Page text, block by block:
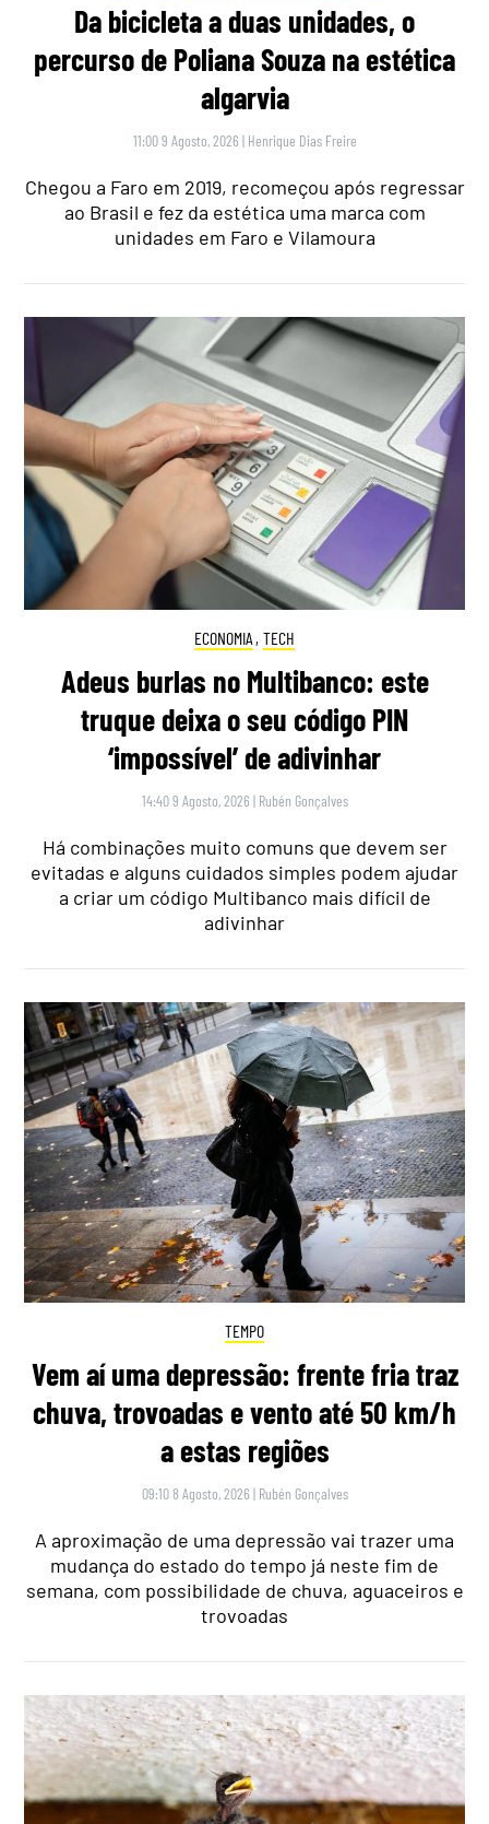
Da bicicleta a duas unidades, o
percurso de Poliana Souza na estética
algarvia
11:00 9 Agosto, 2026 | Henrique Dias Freire
Chegou a Faro em 2019, recomeçou após regressar
ao Brasil e fez da estética uma marca com
unidades em Faro e Vilamoura
ECONOMIA , TECH
Adeus burlas no Multibanco: este
truque deixa o seu código PIN
‘impossível’ de adivinhar
14:40 9 Agosto, 2026 | Rubén Gonçalves
Há combinações muito comuns que devem ser
evitadas e alguns cuidados simples podem ajudar
a criar um código Multibanco mais difícil de
adivinhar
TEMPO
Vem aí uma depressão: frente fria traz
chuva, trovoadas e vento até 50 km/h
a estas regiões
09:10 8 Agosto, 2026 | Rubén Gonçalves
A aproximação de uma depressão vai trazer uma
mudança do estado do tempo já neste fim de
semana, com possibilidade de chuva, aguaceiros e
trovoadas